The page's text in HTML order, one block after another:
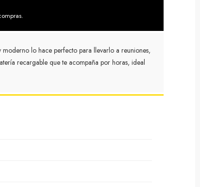
moderno lo hace perfecto para llevarlo a reuniones,
recargable que te acompaña por horas, ideal